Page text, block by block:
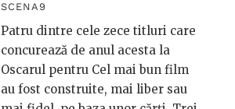
SCENA9
Patru dintre cele zece titluri care
concurează de anul acesta la
Oscarul pentru Cel mai bun film
au fost construite, mai liber sau